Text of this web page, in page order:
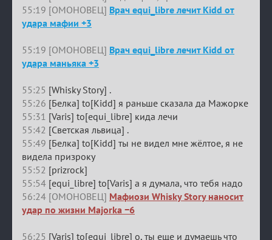
55:19 [ОМОНОВЕЦ] Врач equi_libre лечит Kidd от
удара мафии +3
55:19 [ОМОНОВЕЦ] Врач equi_libre лечит Kidd от
удара маньяка +3
55:25 [Whisky Story] .
55:26 [Белка] to[Kidd] я раньше сказала да Мажорке
55:31 [Varis] to[equi_libre] кида лечи
55:42 [Светская львица] .
55:49 [Белка] to[Kidd] ты не видел мне жёлтое, я не
видела призроку
55:52 [prizrock]
55:54 [equi_libre] to[Varis] а я думала, что тебя надо
56:24 [ОМОНОВЕЦ] Мафиози Whisky Story наносит
удар по жизни Majorka −6
56:25 [Varis] to[equi_libre] о, ты еще и думаешь что